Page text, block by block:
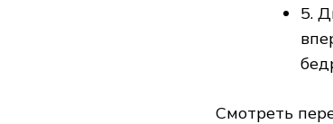
5.
Смотреть